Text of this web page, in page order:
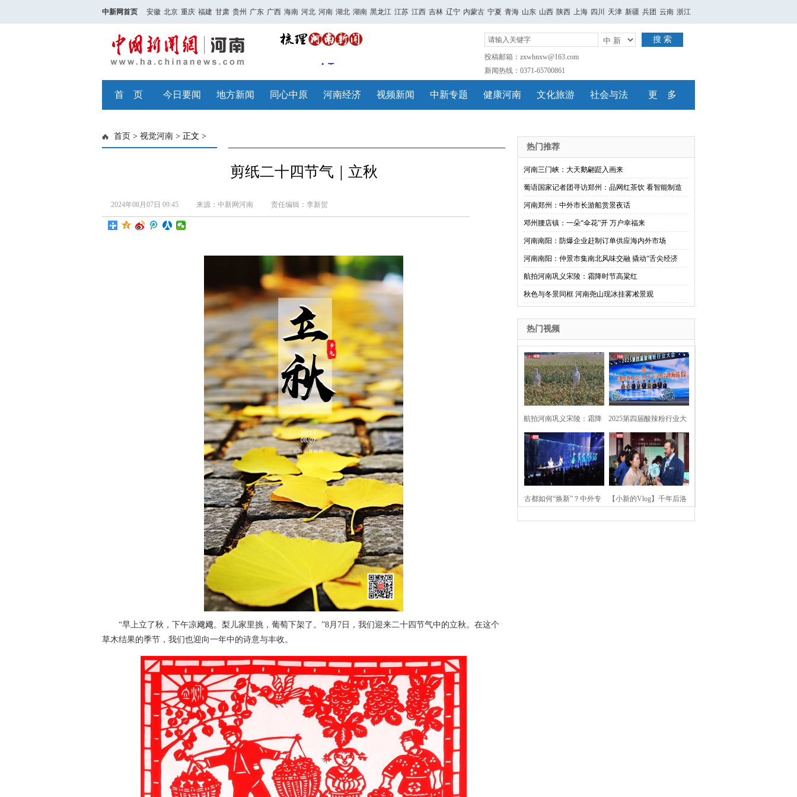
中新网首页 安徽 北京 重庆 福建 甘肃 贵州 广东 广西 海南 河北 河南 湖北 湖南 黑龙江 江苏 江西 吉林 辽宁 内蒙古 宁夏 青海 山东 山西 陕西 上海 四川 天津 新疆 兵团 云南 浙江
搜 索
投稿邮箱：zxwhnxw@163.com
新闻热线：0371-65700861
首 页 今日要闻 地方新闻 同心中原 河南经济 视频新闻 中新专题 健康河南 文化旅游 社会与法 更 多
首页 > 视觉河南 > 正文 >
剪纸二十四节气｜立秋
2024年08月07日 09:45 来源：中新网河南 责任编辑：李新贺
“早上立了秋，下午凉飕飕。梨儿家里挑，葡萄下架了。”8月7日，我们迎来二十四节气中的立秋。在这个
草木结果的季节，我们也迎向一年中的诗意与丰收。
热门推荐
河南三门峡：大天鹅翩跹入画来
葡语国家记者团寻访郑州：品网红茶饮 看智能制造
河南郑州：中外市长游船赏景夜话
邓州腰店镇：一朵“伞花”开 万户幸福来
河南南阳：防爆企业赶制订单供应海内外市场
河南南阳：仲景市集南北风味交融 撬动“舌尖经济
航拍河南巩义宋陵：霜降时节高粱红
秋色与冬景同框 河南尧山现冰挂雾凇景观
热门视频
航拍河南巩义宋陵：霜降
时节高粱红
2025第四届酸辣粉行业大
会在河南开封举行
古都如何“焕新”？中外专 【小新的Vlog】千年后洛